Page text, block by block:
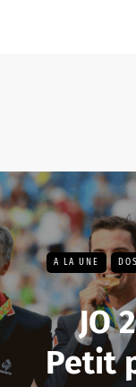
A LA UNE
JO
Petit